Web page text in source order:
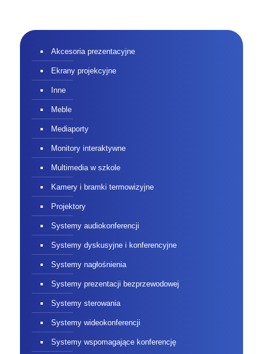
Akcesoria prezentacyjne
Ekrany projekcyjne
Inne
Meble
Mediaporty
Monitory interaktywne
Multimedia w szkole
Kamery i bramki termowizyjne
Projektory
Systemy audiokonferencji
Systemy dyskusyjne i konferencyjne
Systemy nagłośnienia
Systemy prezentacji bezprzewodowej
Systemy sterowania
Systemy wideokonferencji
Systemy wspomagające konferencję